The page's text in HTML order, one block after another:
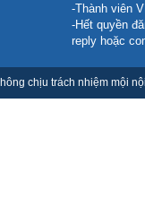
-Thành viên
-Hết quyền
reply hoặc
chịu trách nhiệm mội